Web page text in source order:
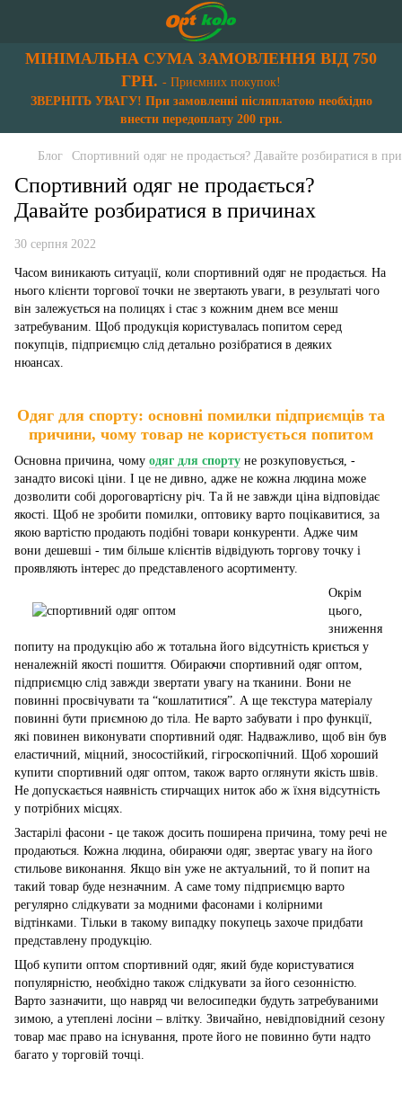
МІНІМАЛЬНА СУМА ЗАМОВЛЕННЯ ВІД 750
ГРН. - Приємних покупок!
ЗВЕРНІТЬ УВАГУ! При замовленні післяплатою необхідно
внести передоплату 200 грн.
Блог Спортивний одяг не продається? Давайте розбиратися в
Спортивний одяг не продається?
Давайте розбиратися в причинах
30 серпня 2022
Часом виникають ситуації, коли спортивний одяг не продається. На
нього клієнти торгової точки не звертають уваги, в результаті чого
він залежується на полицях і стає з кожним днем все менш
затребуваним. Щоб продукція користувалась попитом серед
покупців, підприємцю слід детально розібратися в деяких
нюансах.
Одяг для спорту: основні помилки підприємців та
причини, чому товар не користується попитом
Основна причина, чому одяг для спорту не розкуповується, -
занадто високі ціни. І це не дивно, адже не кожна людина може
дозволити собі дороговартісну річ. Та й не завжди ціна відповідає
якості. Щоб не зробити помилки, оптовику варто поцікавитися, за
якою вартістю продають подібні товари конкуренти. Адже чим
вони дешевші - тим більше клієнтів відвідують торгову точку і
проявляють інтерес до представленого асортименту.
Окрім
цього,
зниження
попиту на продукцію або ж тотальна його відсутність криється у
неналежній якості пошиття. Обираючи спортивний одяг оптом,
підприємцю слід завжди звертати увагу на тканини. Вони не
повинні просвічувати та “кошлатитися”. А ще текстура матеріалу
повинні бути приємною до тіла. Не варто забувати і про функції,
які повинен виконувати спортивний одяг. Надважливо, щоб він був
еластичний, міцний, зносостійкий, гігроскопічний. Щоб хороший
купити спортивний одяг оптом, також варто оглянути якість швів.
Не допускається наявність стирчащих ниток або ж їхня відсутність
у потрібних місцях.
Застарілі фасони - це також досить поширена причина, тому речі не
продаються. Кожна людина, обираючи одяг, звертає увагу на його
стильове виконання. Якщо він уже не актуальний, то й попит на
такий товар буде незначним. А саме тому підприємцю варто
регулярно слідкувати за модними фасонами і колірними
відтінками. Тільки в такому випадку покупець захоче придбати
представлену продукцію.
Щоб купити оптом спортивний одяг, який буде користуватися
популярністю, необхідно також слідкувати за його сезонністю.
Варто зазначити, що навряд чи велосипедки будуть затребуваними
зимою, а утеплені лосіни – влітку. Звичайно, невідповідний сезону
товар має право на існування, проте його не повинно бути надто
багато у торговій точці.